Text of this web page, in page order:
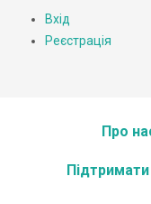
Вхід
Реєстрація
Про
Підтримати